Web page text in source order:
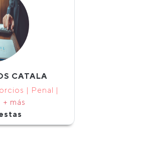
CATALA
| Penal |
+ más